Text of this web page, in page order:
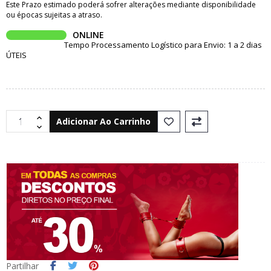
Este Prazo estimado poderá sofrer alterações mediante disponibilidade
ou épocas sujeitas a atraso.
ONLINE
Tempo Processamento Logístico para Envio: 1 a 2 dias
ÚTEIS
Adicionar Ao Carrinho
Partilhar